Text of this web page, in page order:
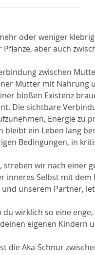
oder weniger
aber auch
zwischen
Mutter mit Nahrung
bloßen Existenz
Die sichtbare
Energie zu
ein Leben lang
Bedingungen, in
wir nach einer
Selbst mit dem
unserem Partner,
wirklich so eine
eigenen Kindern
die Aka-Schnur